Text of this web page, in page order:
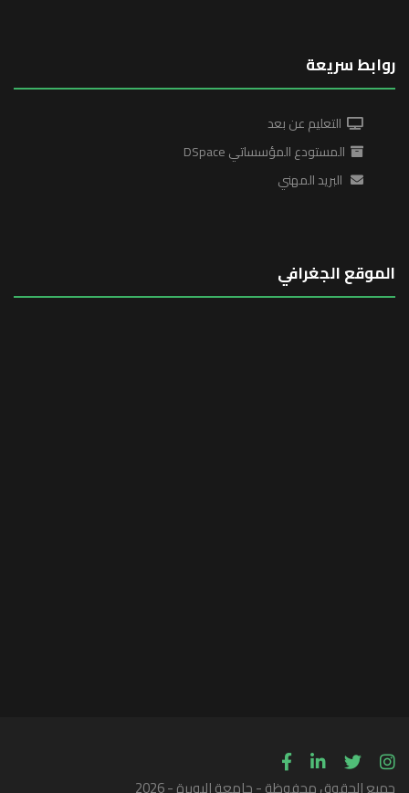
روابط سريعة
التعليم عن بعد
المستودع المؤسساتي DSpace
البريد المهني
الموقع الجغرافي